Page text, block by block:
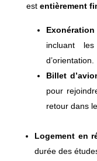
est entièrement
incluant
d’orientation.
Billet
pour
retour dans
Logement en
durée des